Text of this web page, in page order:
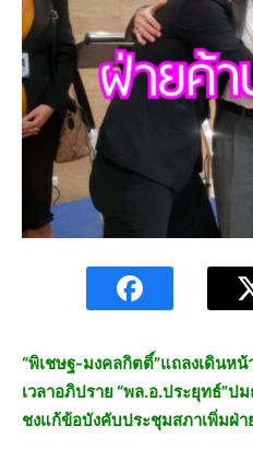
“พิเชษฐ-มงคลกิตติ์”แถลงเดินห
เวลาอภิปราย “พล.อ.ประยุทธ์”ป
ชงแก้ข้อบังคับประชุมสภาเพิ่มฝ่